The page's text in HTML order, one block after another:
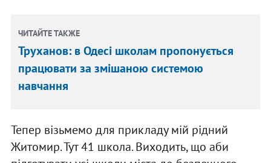
ЧИТАЙТЕ ТАКЖЕ
Труханов: в Одесі школам пропонується
працювати за змішаною системою
навчання
Тепер візьмемо для прикладу мій рідний
Житомир. Тут 41 школа. Виходить, що аби